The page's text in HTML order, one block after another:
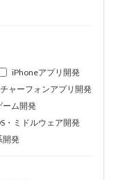
iPhoneアプリ開発
ャーフォンアプリ開発
ーム開発
・ミドルウェア開発
開発